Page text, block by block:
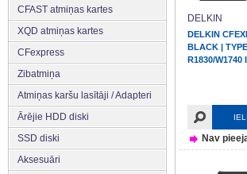
CFAST atmiņas kartes
XQD atmiņas kartes
CFexpress
Zibatmiņa
Atmiņas karšu lasītāji / Adapteri
Ārējie HDD diski
SSD diski
Aksesuāri
DELKIN
DELKIN
BLACK |
R1830/W1740
Nav